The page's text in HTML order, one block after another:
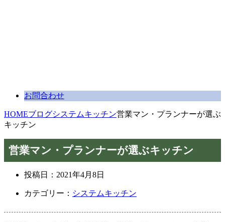
お問合わせ
HOMEブログシステムキッチン営業マン・プランナーが選ぶ
キッチン
営業マン・プランナーが選ぶキッチン
投稿日： 2021年4月8日
カテゴリー： システムキッチン